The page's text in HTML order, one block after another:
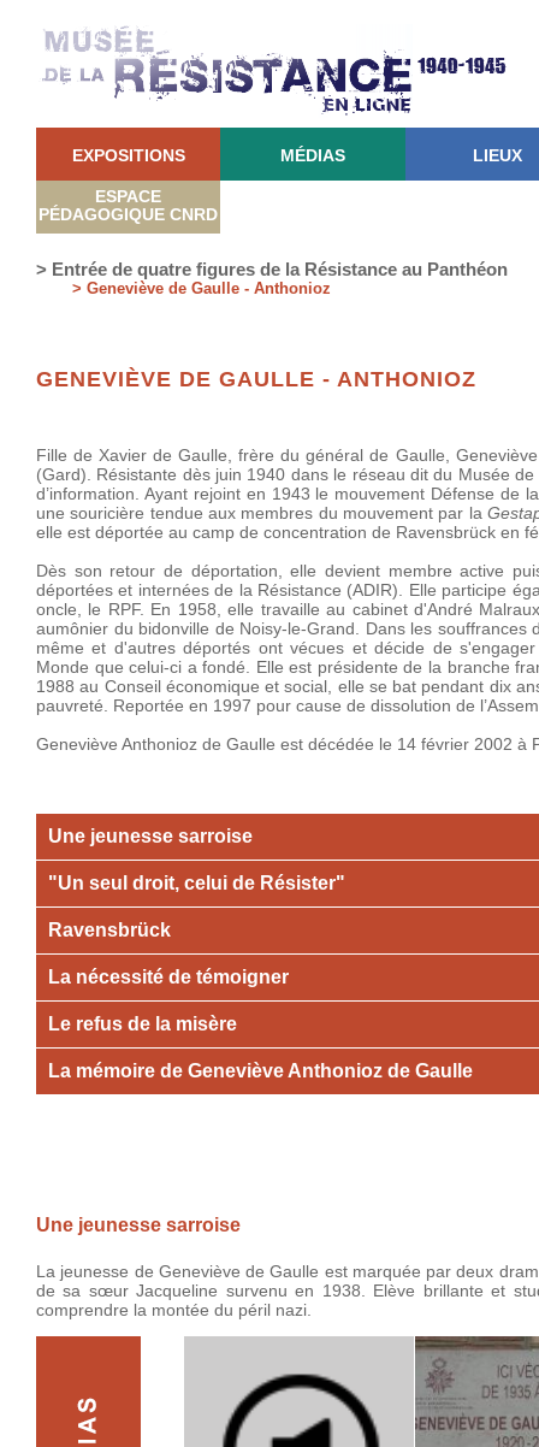
EXPOSITIONS MÉDIAS LIEUX
ESPACE
PÉDAGOGIQUE CNRD
> Entrée de quatre figures de la Résistance au Panthéon
> Geneviève de Gaulle - Anthonioz
GENEVIÈVE DE GAULLE - ANTHONIOZ
Fille de Xavier de Gaulle, frère du général de Gaulle,
(Gard). Résistante dès juin 1940 dans le réseau dit du Musée
d’information. Ayant rejoint en 1943 le mouvement Défense
une souricière tendue aux membres du mouvement par la
elle est déportée au camp de concentration de Ravensbrück en
Dès son retour de déportation, elle devient membre active
déportées et internées de la Résistance (ADIR). Elle participe
oncle, le RPF. En 1958, elle travaille au cabinet d'André
aumônier du bidonville de Noisy-le-Grand. Dans les
même et d'autres déportés ont vécues et décide de
Monde que celui-ci a fondé. Elle est présidente de la branche
1988 au Conseil économique et social, elle se bat pendant dix
pauvreté. Reportée en 1997 pour cause de dissolution de
Geneviève Anthonioz de Gaulle est décédée le 14 février 2002 à
Une jeunesse sarroise
"Un seul droit, celui de Résister"
Ravensbrück
La nécessité de témoigner
Le refus de la misère
La mémoire de Geneviève Anthonioz de Gaulle
Une jeunesse sarroise
La jeunesse de Geneviève de Gaulle est marquée par deux
de sa sœur Jacqueline survenu en 1938. Elève brillante et
comprendre la montée du péril nazi.